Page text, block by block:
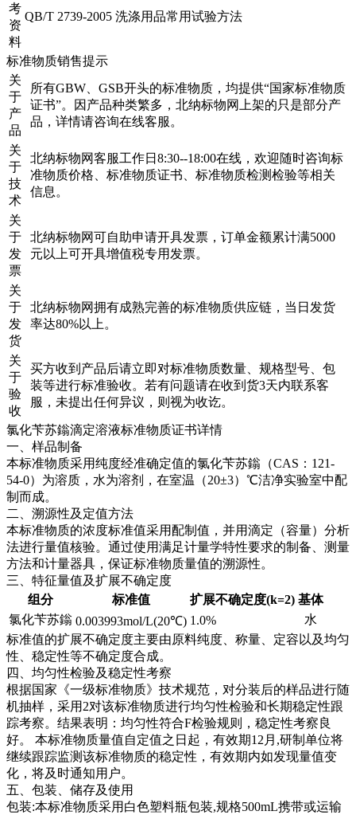
考
资
料
QB/T 2739-2005 洗涤用品常用试验方法
标准物质销售提示
关
于
产
品
所有GBW、GSB开头的标准物质，均提供“国家标准物质
证书”。因产品种类繁多，北纳标物网上架的只是部分产
品，详情请咨询在线客服。
关
于
技
术
北纳标物网客服工作日8:30--18:00在线，欢迎随时咨询标
准物质价格、标准物质证书、标准物质检测检验等相关
信息。
关
于
发
票
北纳标物网可自助申请开具发票，订单金额累计满5000
元以上可开具增值税专用发票。
关
于
发
货
北纳标物网拥有成熟完善的标准物质供应链，当日发货
率达80%以上。
关
于
验
收
买方收到产品后请立即对标准物质数量、规格型号、包
装等进行标准验收。若有问题请在收到货3天内联系客
服，未提出任何异议，则视为收讫。
氯化苄苏鎓滴定溶液标准物质证书详情
一、样品制备
本标准物质采用纯度经准确定值的氯化苄苏鎓（CAS：121-
54-0）为溶质，水为溶剂，在室温（20±3）℃洁净实验室中配
制而成。
二、溯源性及定值方法
本标准物质的浓度标准值采用配制值，并用滴定（容量）分析
法进行量值核验。通过使用满足计量学特性要求的制备、测量
方法和计量器具，保证标准物质量值的溯源性。
三、特征量值及扩展不确定度
组分
标准值 扩展不确定度(k=2) 基体
氯化苄苏鎓 0.003993mol/L(20℃) 1.0%
水
标准值的扩展不确定度主要由原料纯度、称量、定容以及均匀
性、稳定性等不确定度合成。
四、均匀性检验及稳定性考察
根据国家《一级标准物质》技术规范，对分装后的样品进行随
机抽样，采用2对该标准物质进行均匀性检验和长期稳定性跟
踪考察。结果表明：均匀性符合F检验规则，稳定性考察良
好。 本标准物质量值自定值之日起，有效期12月,研制单位将
继续跟踪监测该标准物质的稳定性，有效期内如发现量值变
化，将及时通知用户。
五、包装、储存及使用
包装:本标准物质采用白色塑料瓶包装,规格500mL携带或运输